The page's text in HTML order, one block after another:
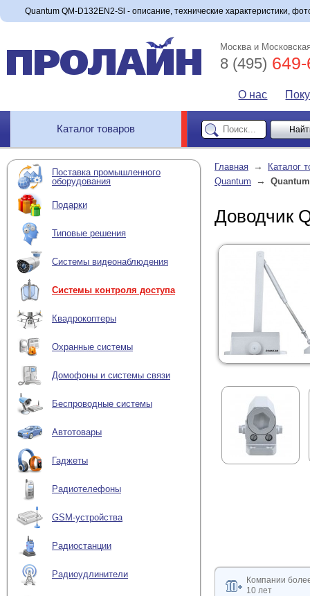
Quantum QM-D132EN2-Sl - описание, технические характеристики,
Москва и
8 (495)
О нас
Каталог товаров
Поставка промышленного
оборудования
Подарки
Типовые решения
Системы видеонаблюдения
Системы контроля доступа
Квадрокоптеры
Охранные системы
Домофоны и системы связи
Беспроводные системы
Автотовары
Гаджеты
Радиотелефоны
GSM-устройства
Радиостанции
Радиоудлинители
Главная →
Каталог
Quantum
→
Доводчик
Компании
10 лет